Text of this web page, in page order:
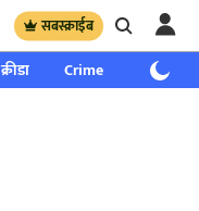
सबस्क्राईब
क्रीडा Crime साप्ताहिक